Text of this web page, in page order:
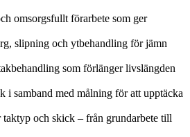
omsorgsfullt förarbete som ger
slipning och ytbehandling för jämn
som förlänger livslängden
i samband med målning för att upptäcka
taktyp och skick – från grundarbete till